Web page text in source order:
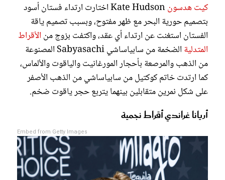
كيت هدسون
Kate Hudson اختارت ارتداء فستان أسود
بتصميم حورية البحر مع ظهر مفتوح، وبسبب تصميم ياقة
الفستان استغنت عن ارتداء أي عقد، واكتفت بزوج من الأقراط
المتدلية
الضخمة من سابياساشي Sabyasachi المصنوعة
من الذهب والمرصعة بأحجار المورغانيت والياقوت والألماس،
كما ارتدت خاتم كوكتيل من سابياساشي من الذهب الأصفر
على شكل نمرين متقابلين بينهما يتربع حجر ياقوت ضخم.
أريانا غراندي أقراط نجمية
Embed from Getty Images